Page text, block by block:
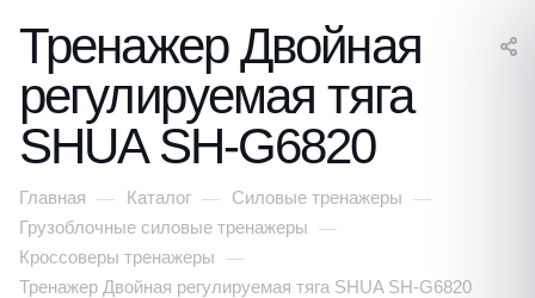
Тренажер Двойная
регулируемая тяга
SHUA SH-G6820
Главная — Каталог — Силовые тренажеры —
Грузоблочные силовые тренажеры —
Кроссоверы тренажеры —
Тренажер Двойная регулируемая тяга SHUA SH-G6820